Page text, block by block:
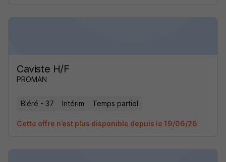
Caviste H/F
PROMAN
Bléré - 37 Intérim Temps partiel
Cette offre n’est plus disponible depuis le 19/06/26